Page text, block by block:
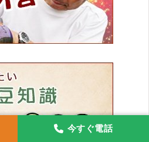
今すぐ電話